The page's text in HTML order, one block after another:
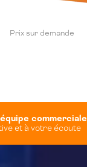
Prix sur demande
commerciale
et à votre écoute